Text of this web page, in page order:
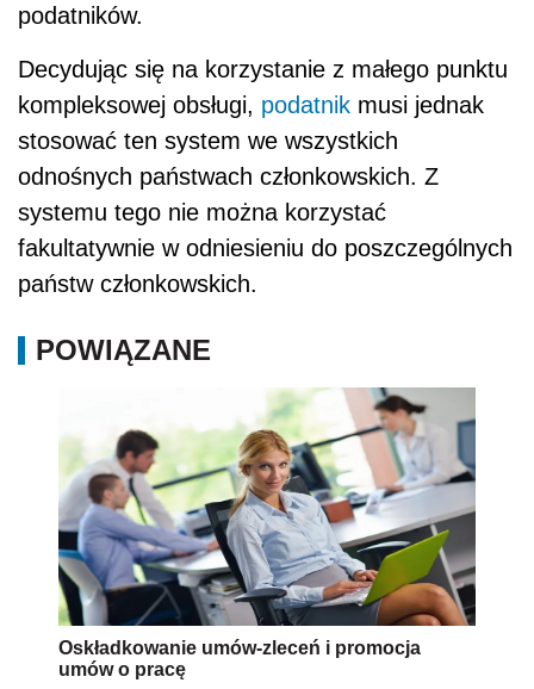
podatników.
Decydując się na korzystanie z małego punktu
kompleksowej obsługi, podatnik musi jednak
stosować ten system we wszystkich
odnośnych państwach członkowskich. Z
systemu tego nie można korzystać
fakultatywnie w odniesieniu do poszczególnych
państw członkowskich.
POWIĄZANE
Oskładkowanie umów-zleceń i promocja
umów o pracę